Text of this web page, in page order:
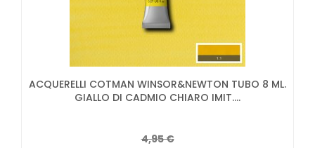
ACQUERELLI COTMAN WINSOR&NEWTON TUBO 8 ML.
GIALLO DI CADMIO CHIARO IMIT....
4,95 €